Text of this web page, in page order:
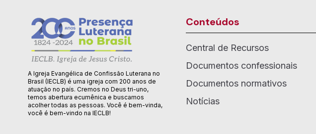
A Igreja Evangélica de Confissão Luterana no
Brasil (IECLB) é uma igreja com 200 anos de
atuação no país. Cremos no Deus tri-uno,
temos abertura ecumênica e buscamos
acolher todas as pessoas. Você é bem-vinda,
você é bem-vindo na IECLB!
Conteúdos
Central de Recursos
Documentos confessionais
Documentos normativos
Notícias